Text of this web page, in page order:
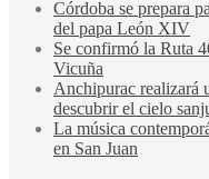
Córdoba se prepara
del papa León XIV
Se confirmó la Ruta
Vicuña
Anchipurac realizará
descubrir el cielo
La música
en San Juan